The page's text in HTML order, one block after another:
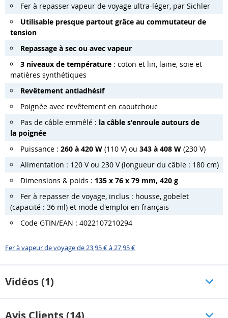
Fer à repasser vapeur de voyage ultra-léger, par Sichler
Utilisable presque partout grâce au commutateur de
tension
Repassage à sec ou avec vapeur
3 niveaux de température : coton et lin, laine, soie et
matières synthétiques
Revêtement antiadhésif
Poignée avec revêtement en caoutchouc
Pas de câble emmêlé : la câble s'enroule autours de
la poignée
Puissance : 260 à 420 W (110 V) ou 343 à 408 W (230 V)
Alimentation : 120 V ou 230 V (longueur du câble : 180 cm)
Dimensions & poids : 135 x 76 x 79 mm, 420 g
Fer à repasser de voyage, inclus : housse, gobelet
(capacité : 36 ml) et mode d'emploi en français
Code GTIN/EAN : 4022107210294
Fer à vapeur de voyage de 23,95 € à 27,95 €
Vidéos (1)